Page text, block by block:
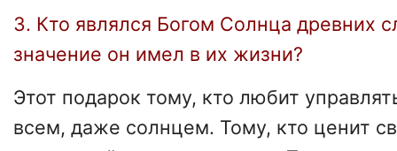
3. Кто являлся Богом Солнца древних
значение он имел в их жизни?
Этот подарок тому, кто любит
всем, даже солнцем. Тому, кто ценит